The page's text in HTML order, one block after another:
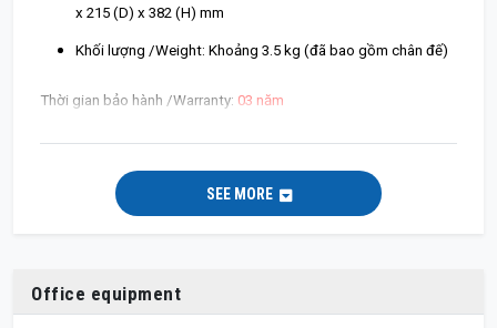
x 215 (D) x 382 (H) mm
Khối lượng /Weight: Khoảng 3.5 kg (đã bao gồm chân đế)
Thời gian bảo hành /Warranty: 03 năm
SEE MORE
Office equipment